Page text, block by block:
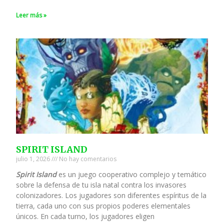
Leer más »
SPIRIT ISLAND
julio 1, 2026 No hay comentarios
Spirit Islandes un juego cooperativo complejo y temático
sobre la defensa de tu isla natal contra los invasores
colonizadores. Los jugadores son diferentes espíritus de la
tierra, cada uno con sus propios poderes elementales
únicos. En cada turno, los jugadores eligen